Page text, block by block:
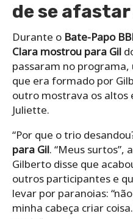
de se
Durante o Bate-Papo
Clara mostrou para Gil
passaram no programa,
que era formado por
outro mostrava os altos
Juliette.
“Por que o trio
para Gil. “Meus surtos”,
Gilberto disse que
outros participantes e
levar por paranoias:
minha cabeça criar